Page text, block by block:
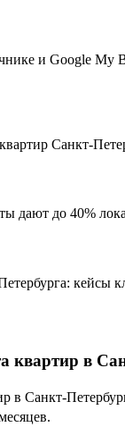
и Google My
Санкт-
дают до 40%
кейсы
квартир в
в Санкт-